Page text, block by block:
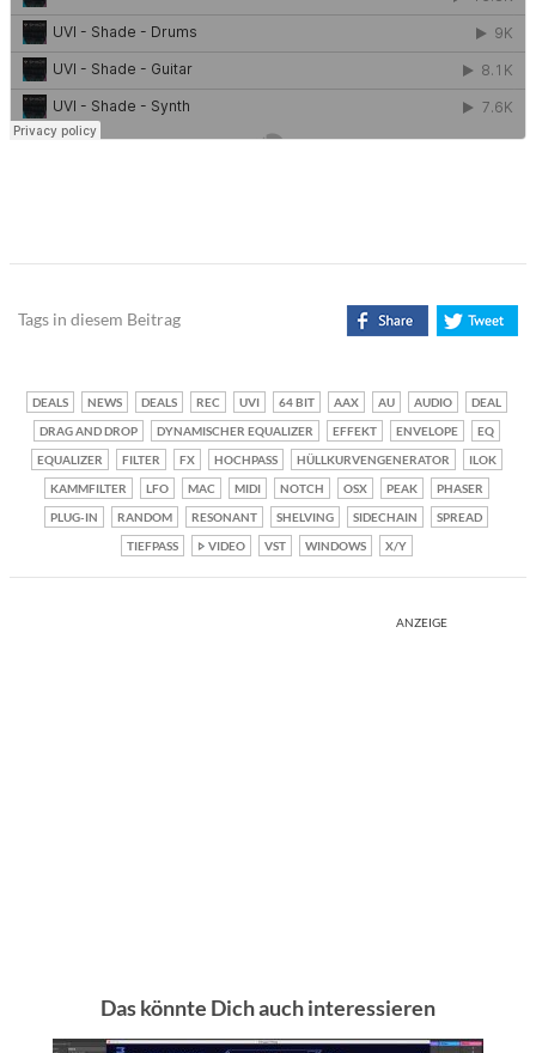
Tags in diesem Beitrag
DEALS NEWS DEALS REC UVI 64 BIT AAX AU AUDIO
DEAL
DRAG AND DROP
DYNAMISCHER EQUALIZER EFFEKT ENVELOPE
EQ
EQUALIZER
FILTER FX HOCHPASS HÜLLKURVENGENERATOR
ILOK
KAMMFILTER
LFO MAC MIDI NOTCH OSX PEAK
PHASER
PLUG-IN
RANDOM RESONANT SHELVING SIDECHAIN
SPREAD
TIEFPASS
VIDEO VST WINDOWS X/Y
ANZEIGE
Das könnte Dich auch interessieren